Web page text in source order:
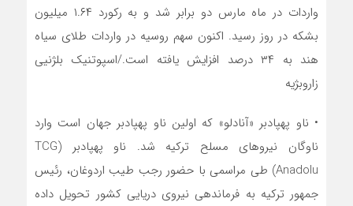
واردات در ماه مارس دو برابر شد و به رکورد ۱.۶۴ میلیون
بشکه در روز رسید. اکنون سهم روسیه در واردات طلای سیاه
هند به ۳۴ درصد افزایش یافته است./اسپوتنیک بلژنیی
زاروبژیه
• ناو پهپادبر «آنادلو» که اولین ناو پهپادبر جهان است وارد
ناوگان نیروهای مسلح ترکیه شد. ناو پهپادبر (TCG
Anadolu) طی مراسمی با حضور رجب طیب اردوغان، رئیس
جمهور ترکیه به فرماندهی نیروی دریایی کشور تحویل داده